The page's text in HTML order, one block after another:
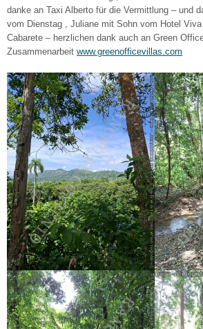
danke an Taxi Alberto für die Vermittlung – und
vom Dienstag , Juliane mit Sohn vom Hotel
Cabarete – herzlichen dank auch an Green
Zusammenarbeit www.greenofficevillas.com